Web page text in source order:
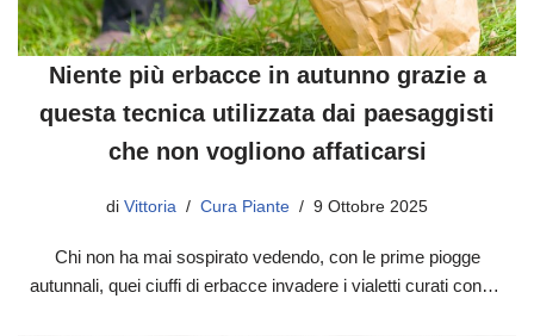
Niente più erbacce in autunno grazie a
questa tecnica utilizzata dai paesaggisti
che non vogliono affaticarsi
di Vittoria Cura Piante 9 Ottobre 2025
Chi non ha mai sospirato vedendo, con le prime piogge
autunnali, quei ciuffi di erbacce invadere i vialetti curati con…